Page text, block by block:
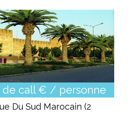
de call € / personne
Du Sud Marocain (2